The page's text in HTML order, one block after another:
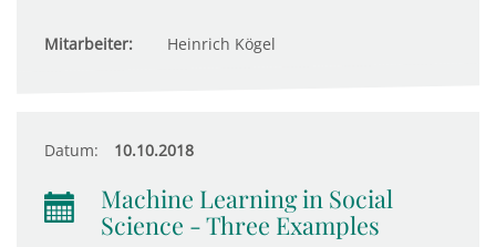
Mitarbeiter: Heinrich Kögel
Datum: 10.10.2018
Machine Learning in Social
Science - Three Examples